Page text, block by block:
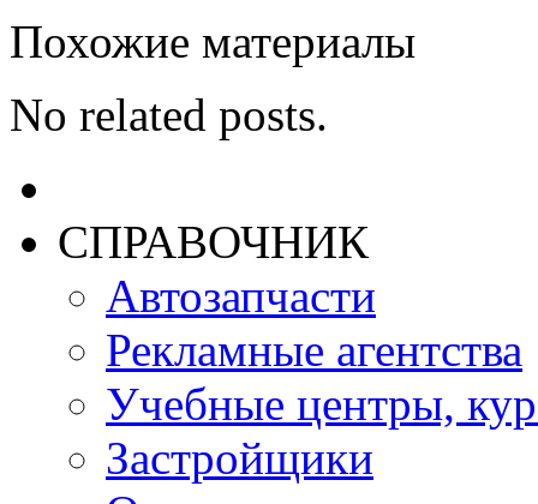
Похожие материалы
No related posts.
СПРАВОЧНИК
Автозапчасти
Рекламные агентства
Учебные центры,
Застройщики